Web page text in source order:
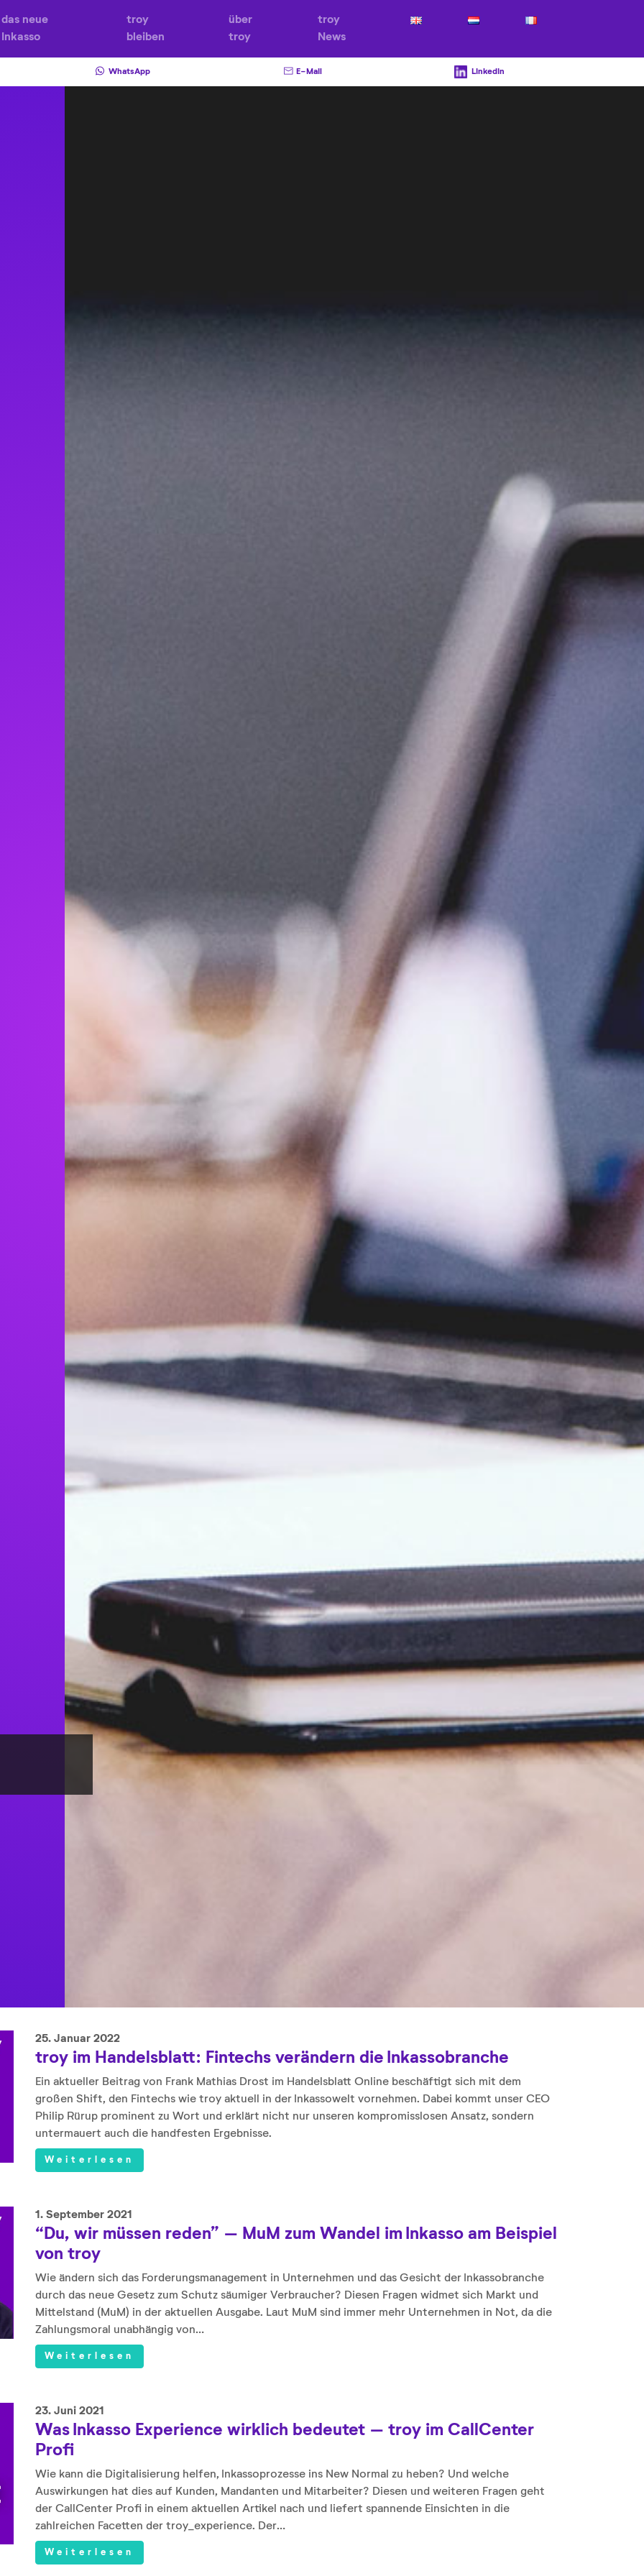
das neue
Inkasso
troy
bleiben
über
troy
troy
News
WhatsApp E-Mail LinkedIn
25. Januar 2022
troy im Handelsblatt: Fintechs verändern die Inkassobranche
Ein aktueller Beitrag von Frank Mathias Drost im Handelsblatt Online beschäftigt sich mit dem
großen Shift, den Fintechs wie troy aktuell in der Inkassowelt vornehmen. Dabei kommt unser CEO
Philip Rürup prominent zu Wort und erklärt nicht nur unseren kompromisslosen Ansatz, sondern
untermauert auch die handfesten Ergebnisse.
Weiterlesen
1. September 2021
“Du, wir müssen reden” – MuM zum Wandel im Inkasso am Beispiel
von troy
Wie ändern sich das Forderungsmanagement in Unternehmen und das Gesicht der Inkassobranche
durch das neue Gesetz zum Schutz säumiger Verbraucher? Diesen Fragen widmet sich Markt und
Mittelstand (MuM) in der aktuellen Ausgabe. Laut MuM sind immer mehr Unternehmen in Not, da die
Zahlungsmoral unabhängig von…
Weiterlesen
23. Juni 2021
Was Inkasso Experience wirklich bedeutet – troy im CallCenter
Profi
Wie kann die Digitalisierung helfen, Inkassoprozesse ins New Normal zu heben? Und welche
Auswirkungen hat dies auf Kunden, Mandanten und Mitarbeiter? Diesen und weiteren Fragen geht
der CallCenter Profi in einem aktuellen Artikel nach und liefert spannende Einsichten in die
zahlreichen Facetten der troy_experience. Der…
Weiterlesen